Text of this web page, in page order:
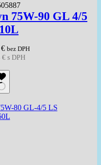
75W-90 GL 4/5
€ bez DPH
€ s DPH